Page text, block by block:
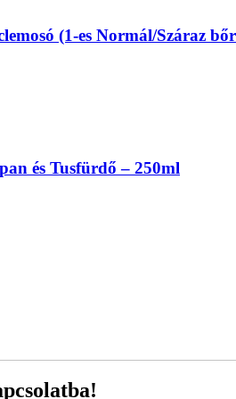
(1-es Normál/Száraz
és Tusfürdő – 250ml